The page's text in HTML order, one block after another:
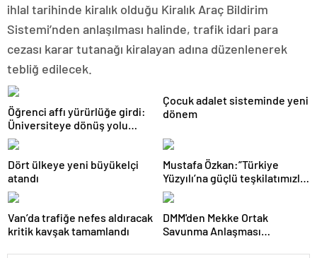
ihlal tarihinde kiralık olduğu Kiralık Araç Bildirim
Sistemi’nden anlaşılması halinde, trafik idari para
cezası karar tutanağı kiralayan adına düzenlenerek
tebliğ edilecek.
Öğrenci affı yürürlüğe girdi:
Üniversiteye dönüş yolu
açıldı
Çocuk adalet sisteminde yeni
dönem
Dört ülkeye yeni büyükelçi
atandı
Mustafa Özkan:”Türkiye
Yüzyılı’na güçlü teşkilatımızla
yürüyoruz”
Van’da trafiğe nefes aldıracak
kritik kavşak tamamlandı
DMM'den Mekke Ortak
Savunma Anlaşması